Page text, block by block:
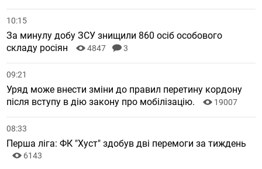
10:15
За минулу добу ЗСУ знищили 860 осіб особового
складу росіян
4847 3
09:21
Уряд може внести зміни до правил перетину кордону
після вступу в дію закону про мобілізацію.
19007
08:33
Перша ліга: ФК "Хуст" здобув дві перемоги за тиждень
6143